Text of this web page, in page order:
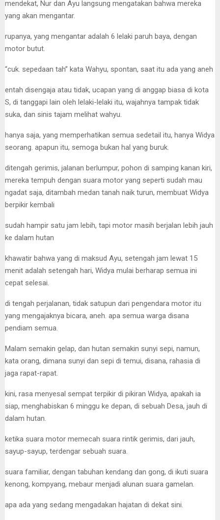
mendekat, Nur dan Ayu langsung mengatakan bahwa mereka
yang akan mengantar.
rupanya, yang mengantar adalah 6 lelaki paruh baya, dengan
motor butut.
“cuk. sepedaan tah” kata Wahyu, spontan, saat itu ada yang aneh
entah disengaja atau tidak, ucapan yang di anggap biasa di kota
S, di tanggapi lain oleh lelaki-lelaki itu, wajahnya tampak tidak
suka, dan sinis tajam melihat wahyu.
hanya saja, yang memperhatikan semua sedetail itu, hanya Widya
seorang. apapun itu, semoga bukan hal yang buruk.
ditengah gerimis, jalanan berlumpur, pohon di samping kanan kiri,
mereka tempuh dengan suara motor yang seperti sudah mau
ngadat saja, ditambah medan tanah naik turun, membuat Widya
berpikir kembali
sudah hampir satu jam lebih, tapi motor masih berjalan lebih jauh
ke dalam hutan
khawatir bahwa yang di maksud Ayu, setengah jam lewat 15
menit adalah setengah hari, Widya mulai berharap semua ini
cepat selesai.
di tengah perjalanan, tidak satupun dari pengendara motor itu
yang mengajaknya bicara, aneh. apa semua warga disana
pendiam semua.
Malam semakin gelap, dan hutan semakin sunyi sepi, namun,
kata orang, dimana sunyi dan sepi di temui, disana, rahasia di
jaga rapat-rapat.
kini, rasa menyesal sempat terpikir di pikiran Widya, apakah ia
siap, menghabiskan 6 minggu ke depan, di sebuah Desa, jauh di
dalam hutan.
ketika suara motor memecah suara rintik gerimis, dari jauh,
sayup-sayup, terdengar sebuah suara.
suara familiar, dengan tabuhan kendang dan gong, di ikuti suara
kenong, kompyang, mebaur menjadi alunan suara gamelan.
apa ada yang sedang mengadakan hajatan di dekat sini.